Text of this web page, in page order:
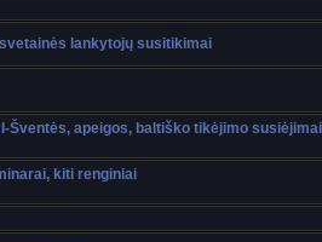
svetainės lankytojų susitikimai
Šventės, apeigos, baltiško tikėjimo susiėjimai
kiti renginiai